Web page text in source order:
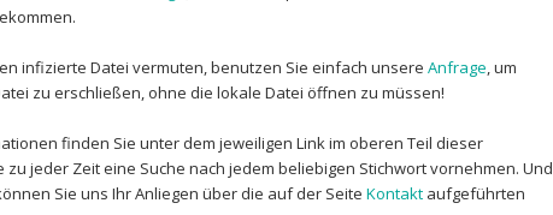
infizierte Datei vermuten, benutzen Sie einfach unsere Anfrage, um
zu erschließen, ohne die lokale Datei öffnen zu müssen!
finden Sie unter dem jeweiligen Link im oberen Teil dieser
jeder Zeit eine Suche nach jedem beliebigen Stichwort vornehmen. Und
Sie uns Ihr Anliegen über die auf der Seite Kontakt aufgeführten